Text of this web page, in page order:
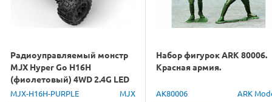
Радиоуправляемый монстр
MJX Hyper Go H16H
(фиолетовый) 4WD 2.4G LED
GPS 1/16 RTR
MJX-H16H-PURPLE MJX
Набор фигурок ARK 80006.
Красная армия.
AK80006 ARK